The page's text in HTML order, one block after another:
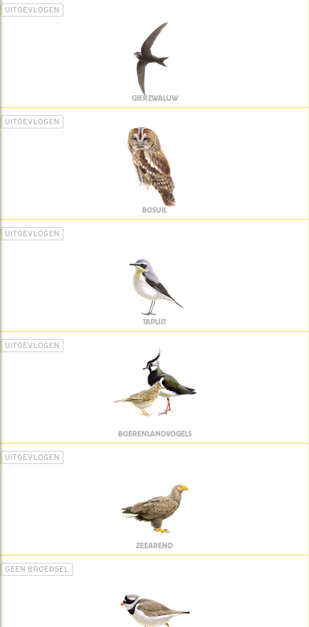
UITGEVLOGEN
GIERZWALUW
UITGEVLOGEN
BOSUIL
UITGEVLOGEN
TAPUIT
UITGEVLOGEN
BOERENLANDVOGELS
UITGEVLOGEN
ZEEAREND
GEEN BROEDSEL